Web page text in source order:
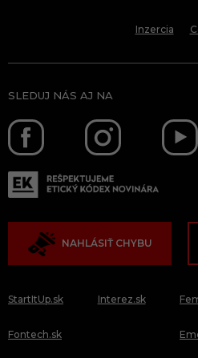
Inzercia
SLEDUJ NÁS AJ NA
NAHLÁSIŤ CHYBU
StartItUp.sk
Fontech.sk
Interez.sk